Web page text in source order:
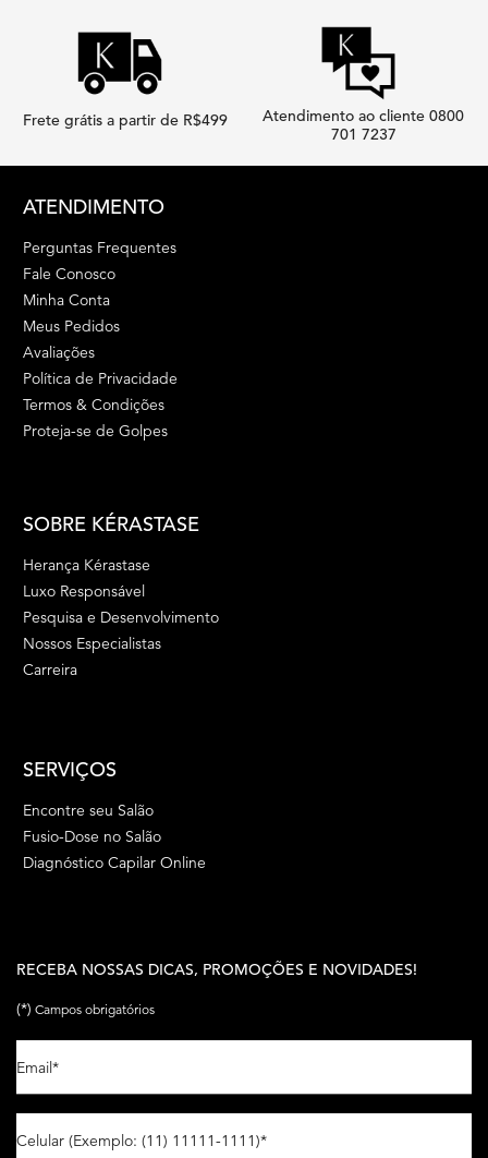
Frete grátis a partir de R$499
Atendimento ao cliente 0800
701 7237
ATENDIMENTO
Perguntas Frequentes
Fale Conosco
Minha Conta
Meus Pedidos
Avaliações
Política de Privacidade
Termos & Condições
Proteja-se de Golpes
SOBRE KÉRASTASE
Herança Kérastase
Luxo Responsável
Pesquisa e Desenvolvimento
Nossos Especialistas
Carreira
SERVIÇOS
Encontre seu Salão
Fusio-Dose no Salão
Diagnóstico Capilar Online
RECEBA NOSSAS DICAS, PROMOÇÕES E NOVIDADES!
(*) Campos obrigatórios
Email*
Celular (Exemplo: (11) 11111-1111)*